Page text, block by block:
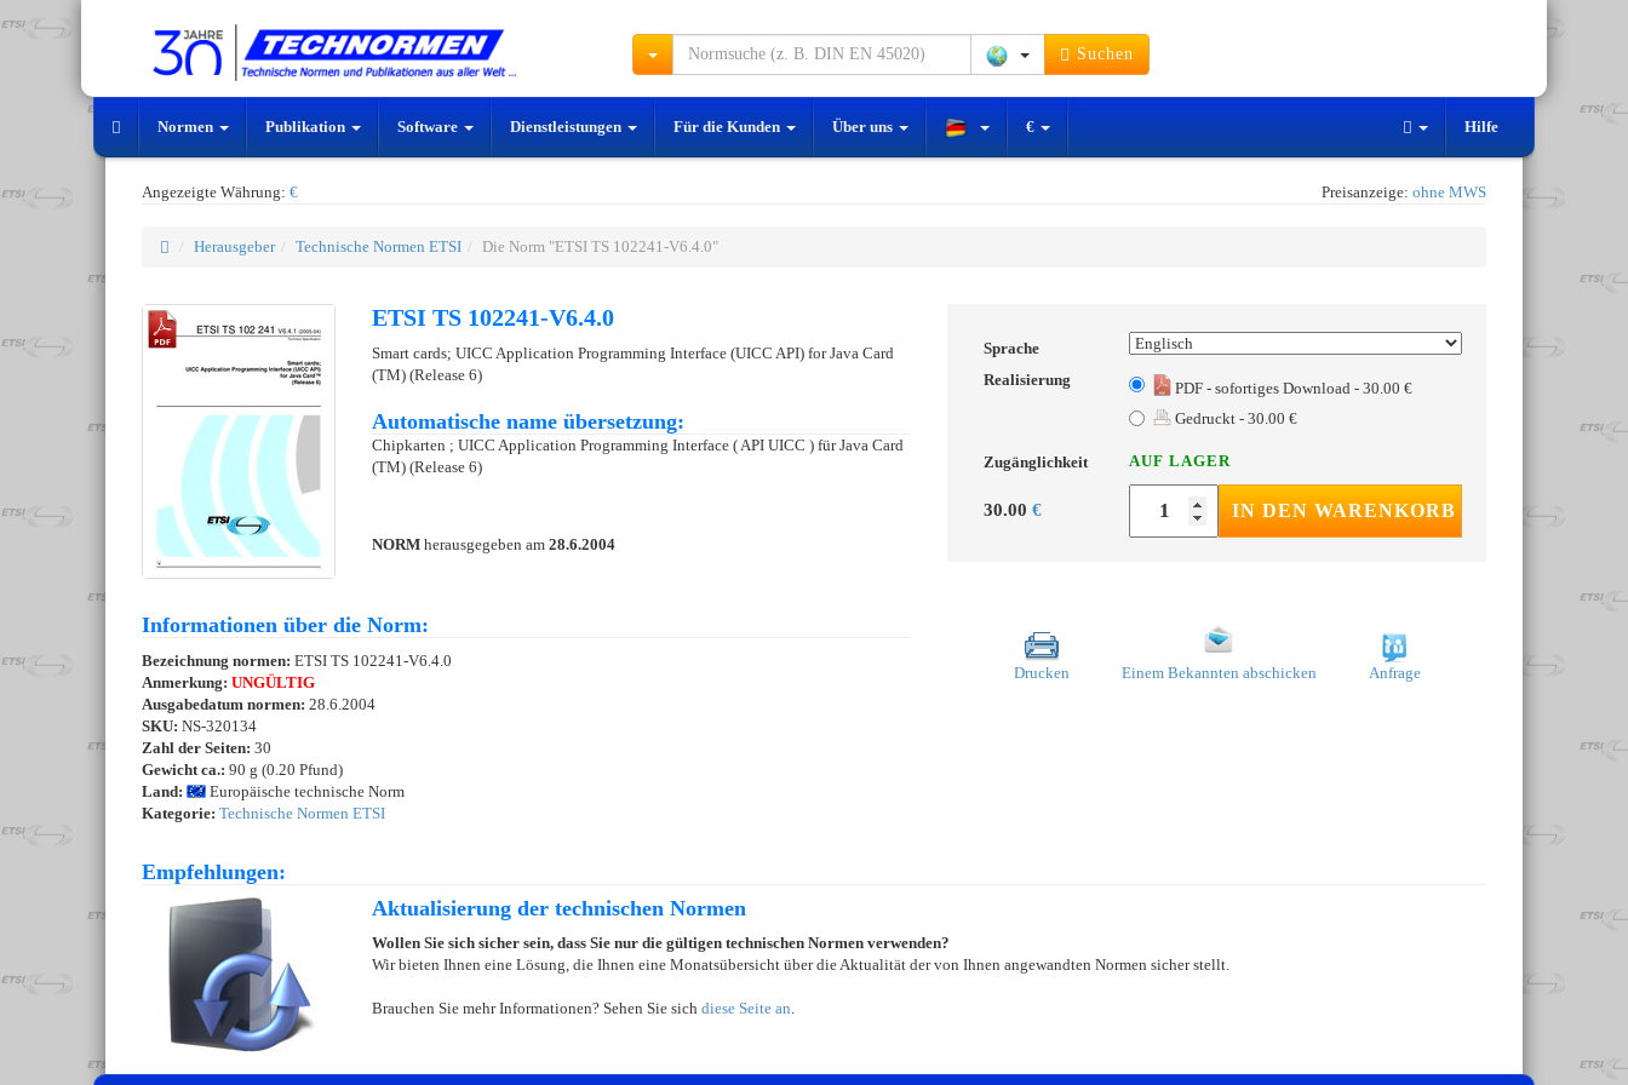
Suchen
Normen Publikation Software Dienstleistungen Für die Kunden Über uns € Hilfe
Angezeigte Währung: € Preisanzeige: ohne MWS
Herausgeber Technische Normen ETSI Die Norm "ETSI TS 102241-V6.4.0"
ETSI TS 102241-V6.4.0
Smart cards; UICC Application Programming Interface (UICC API) for Java Card
(TM) (Release 6)
Automatische name übersetzung:
Chipkarten ; UICC Application Programming Interface ( API UICC ) für Java Card
(TM) (Release 6)
NORM herausgegeben am 28.6.2004
Sprache
Realisierung
PDF - sofortiges Download - 30.00 €
Gedruckt - 30.00 €
Zugänglichkeit AUF LAGER
30.00 € IN DEN WARENKORB
Informationen über die Norm:
Bezeichnung normen: ETSI TS 102241-V6.4.0
Anmerkung: UNGÜLTIG
Ausgabedatum normen: 28.6.2004
SKU: NS-320134
Zahl der Seiten: 30
Gewicht ca.: 90 g (0.20 Pfund)
Land:
Europäische technische Norm
Kategorie: Technische Normen ETSI
Drucken Einem Bekannten abschicken Anfrage
Empfehlungen:
Aktualisierung der technischen Normen
Wollen Sie sich sicher sein, dass Sie nur die gültigen technischen Normen verwenden?
Wir bieten Ihnen eine Lösung, die Ihnen eine Monatsübersicht über die Aktualität der von Ihnen angewandten Normen sicher stellt.
Brauchen Sie mehr Informationen? Sehen Sie sich diese Seite an.